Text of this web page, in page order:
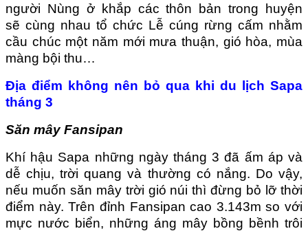
người Nùng ở khắp các thôn bản trong huyện
sẽ cùng nhau tổ chức Lễ cúng rừng cấm nhằm
cầu chúc một năm mới mưa thuận, gió hòa, mùa
màng bội thu…
Địa điểm không nên bỏ qua khi du lịch Sapa
tháng 3
Săn mây Fansipan
Khí hậu Sapa những ngày tháng 3 đã ấm áp và
dễ chịu, trời quang và thường có nắng. Do vậy,
nếu muốn săn mây trời gió núi thì đừng bỏ lỡ thời
điểm này. Trên đỉnh Fansipan cao 3.143m so với
mực nước biển, những áng mây bồng bềnh trôi